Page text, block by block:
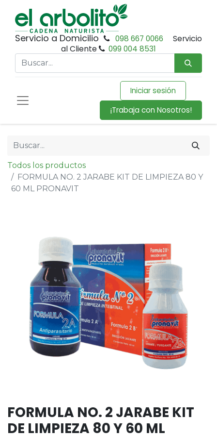
Servicio a Domicilio 098 667 0066
Servicio
al Cliente
099 004 8531
Iniciar sesión
¡Trabaja con Nosotros!
Todos los productos
FORMULA NO. 2 JARABE KIT DE LIMPIEZA 80 Y
60 ML PRONAVIT
FORMULA NO. 2 JARABE KIT
DE LIMPIEZA 80 Y 60 ML